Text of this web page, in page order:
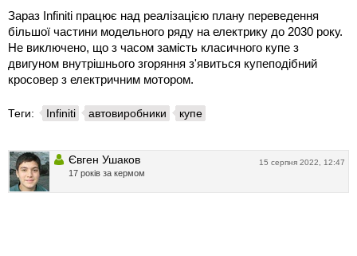
Зараз Infiniti працює над реалізацією плану переведення
більшої частини модельного ряду на електрику до 2030 року.
Не виключено, що з часом замість класичного купе з
двигуном внутрішнього згоряння з'явиться купеподібний
кросовер з електричним мотором.
Теги: Infiniti автовиробники купе
15 серпня 2022, 12:47
Євген Ушаков
17 років за кермом